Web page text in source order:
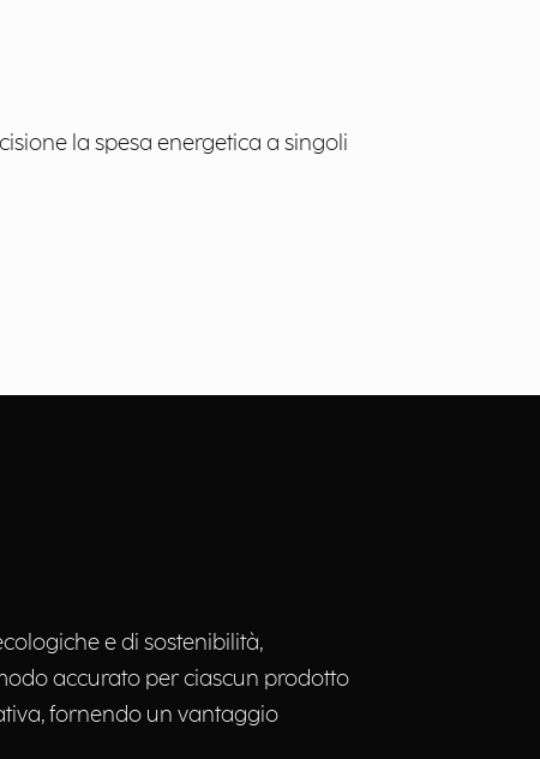
la spesa energetica a singoli
e di sostenibilità,
accurato per ciascun prodotto
fornendo un vantaggio